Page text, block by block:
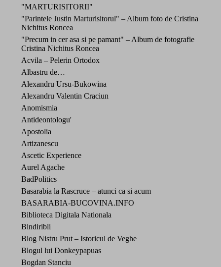
"MARTURISITORII"
"Parintele Justin Marturisitorul" – Album foto de Cristina
Nichitus Roncea
"Precum in cer asa si pe pamant" – Album de fotografie
Cristina Nichitus Roncea
Acvila – Pelerin Ortodox
Albastru de…
Alexandru Ursu-Bukowina
Alexandru Valentin Craciun
Anomismia
Antideontologu'
Apostolia
Artizanescu
Ascetic Experience
Aurel Agache
BadPolitics
Basarabia la Rascruce – atunci ca si acum
BASARABIA-BUCOVINA.INFO
Biblioteca Digitala Nationala
Bindiribli
Blog Nistru Prut – Istoricul de Veghe
Blogul lui Donkeypapuas
Bogdan Stanciu